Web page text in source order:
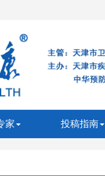
家 投稿指南